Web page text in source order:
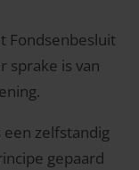
Fondsenbesluit
sprake is van
een zelfstandig
gepaard